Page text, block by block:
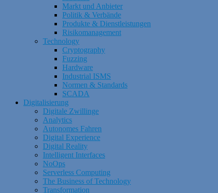
Markt und Anbieter
Politik & Verbände
Produkte & Dienstleistungen
Risikomanagement
Technology
Cryptography
Fuzzing
Hardware
Industrial ISMS
Normen & Standards
SCADA
Digitalisierung
Digitale Zwillinge
Analytics
Autonomes Fahren
Digital Experience
Digital Reality
Intelligent Interfaces
NoOps
Serverless Computing
The Business of Technology
Transformation